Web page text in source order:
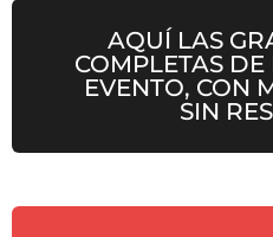
AQUÍ LAS
COMPLETAS
EVENTO, CON
SIN